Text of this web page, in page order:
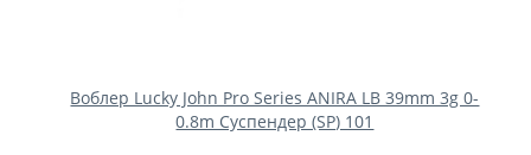
Воблер Lucky John Pro Series ANIRA LB 39mm 3g 0-
0.8m Cуспендер (SP) 101